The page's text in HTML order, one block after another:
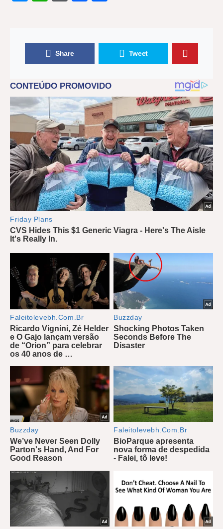
Share Tweet